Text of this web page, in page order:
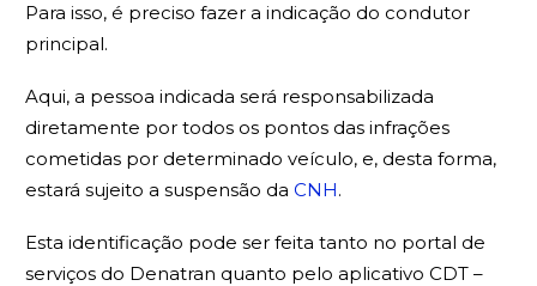
Para isso, é preciso fazer a indicação do condutor
principal.
Aqui, a pessoa indicada será responsabilizada
diretamente por todos os pontos das infrações
cometidas por determinado veículo, e, desta forma,
estará sujeito a suspensão da CNH.
Esta identificação pode ser feita tanto no portal de
serviços do Denatran quanto pelo aplicativo CDT –